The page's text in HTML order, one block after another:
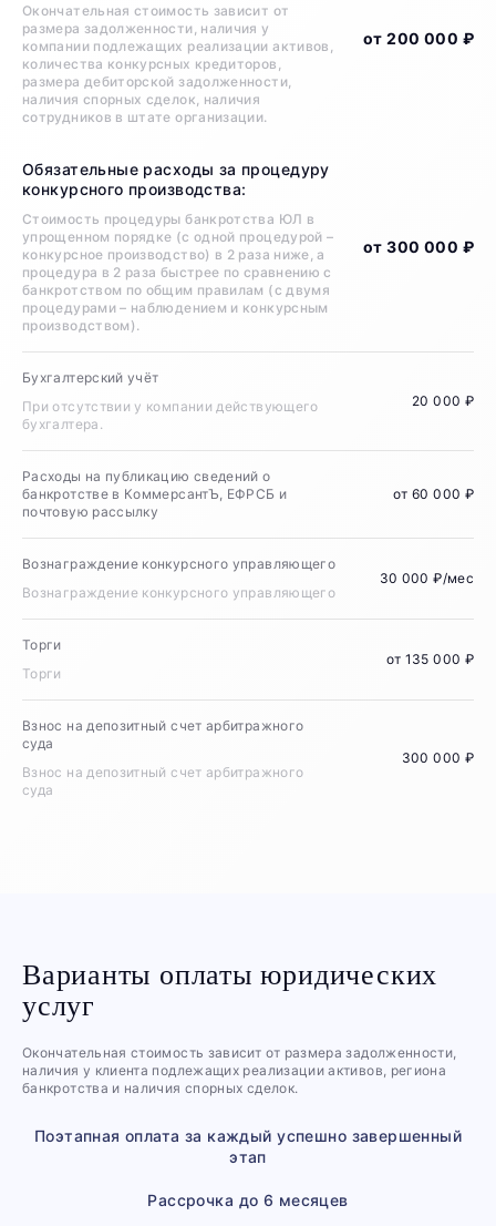
Окончательная стоимость зависит от
размера задолженности, наличия у
компании подлежащих реализации активов,
количества конкурсных кредиторов,
размера дебиторской задолженности,
наличия спорных сделок, наличия
сотрудников в штате организации.
от 200 000 ₽
Обязательные расходы за процедуру
конкурсного производства:
Стоимость процедуры банкротства ЮЛ в
упрощенном порядке (с одной процедурой –
конкурсное производство) в 2 раза ниже, а
процедура в 2 раза быстрее по сравнению с
банкротством по общим правилам (с двумя
процедурами – наблюдением и конкурсным
производством).
от 300 000 ₽
Бухгалтерский учёт
При отсутствии у компании действующего
бухгалтера.
20 000 ₽
Расходы на публикацию сведений о
банкротстве в КоммерсантЪ, ЕФРСБ и
почтовую рассылку
от 60 000 ₽
Вознаграждение конкурсного управляющего
Вознаграждение конкурсного управляющего
30 000 ₽/мес
Торги
Торги
от 135 000 ₽
Взнос на депозитный счет арбитражного
суда
Взнос на депозитный счет арбитражного
суда
300 000 ₽
Варианты оплаты юридических
услуг
Окончательная стоимость зависит от размера задолженности,
наличия у клиента подлежащих реализации активов, региона
банкротства и наличия спорных сделок.
Поэтапная оплата за каждый успешно завершенный
этап
Рассрочка до 6 месяцев